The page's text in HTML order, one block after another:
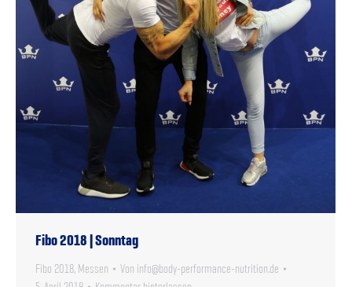
Fibo 2018 | Sonntag
Fibo 2018, Messen Von info@body-performance-nutrition.de